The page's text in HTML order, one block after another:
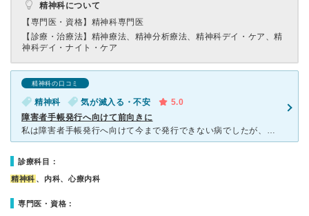
精神科について
【専門医・資格】 精神科専門医
【診療・治療法】 精神療法、精神分析療法、精神科デイ・ケア、精
神科デイ・ナイト・ケア
精神科の口コミ
精神科 気が滅入る・不安
5.0
障害者手帳発行へ向けて前向きに
私は障害者手帳発行へ向けて今まで発行できない病でしたが、昨今より障害者手帳発行が可能であるという情報があり、県内にもあまりその情報が浸透されていませんでした。 初めての来院で初めての精神病院とい
診療科目：
精神科 、内科、心療内科
専門医・資格：